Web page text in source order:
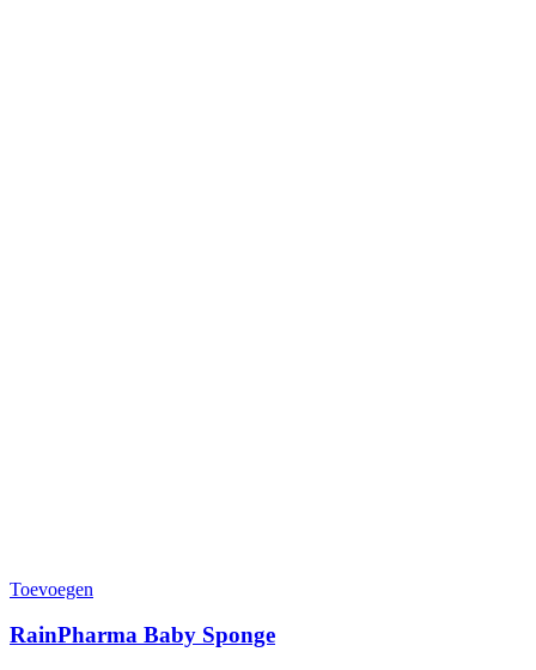
Toevoegen
RainPharma Baby Sponge